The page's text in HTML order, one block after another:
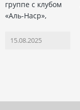
группе с клубом
«Аль-Наср»,
15.08.2025